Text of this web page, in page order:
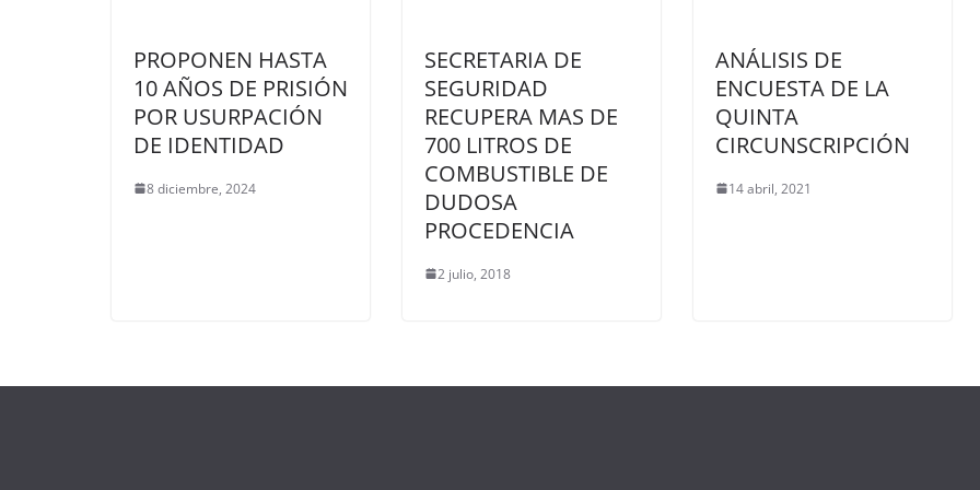
PROPONEN HASTA
10 AÑOS DE PRISIÓN
POR USURPACIÓN
DE IDENTIDAD
8 diciembre, 2024
SECRETARIA DE
SEGURIDAD
RECUPERA MAS DE
700 LITROS DE
COMBUSTIBLE DE
DUDOSA
PROCEDENCIA
2 julio, 2018
ANÁLISIS DE
ENCUESTA DE LA
QUINTA
CIRCUNSCRIPCIÓN
14 abril, 2021